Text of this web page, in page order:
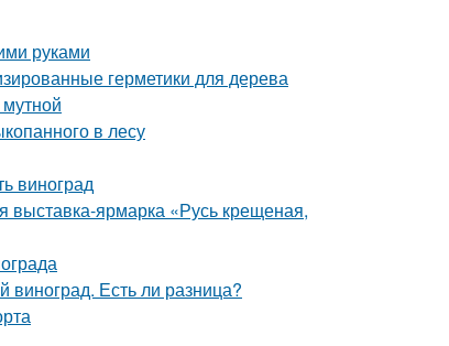
руками
герметики для дерева
в лесу
виноград
выставка-ярмарка «Русь крещеная,
виноград. Есть ли разница?